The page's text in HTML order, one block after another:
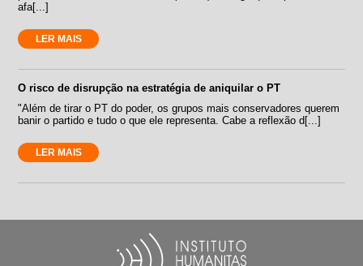
afa[...]
LER MAIS
O risco de disrupção na estratégia de aniquilar o PT
"Além de tirar o PT do poder, os grupos mais conservadores querem
banir o partido e tudo o que ele representa. Cabe a reflexão d[...]
LER MAIS